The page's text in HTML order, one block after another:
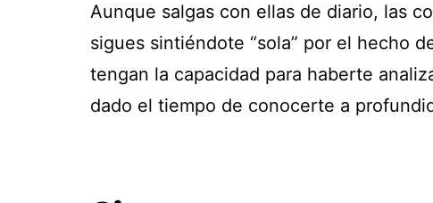
Aunque salgas con ellas de diario, las
sigues sintiéndote “sola” por el hecho
tengan la capacidad para haberte
dado el tiempo de conocerte a